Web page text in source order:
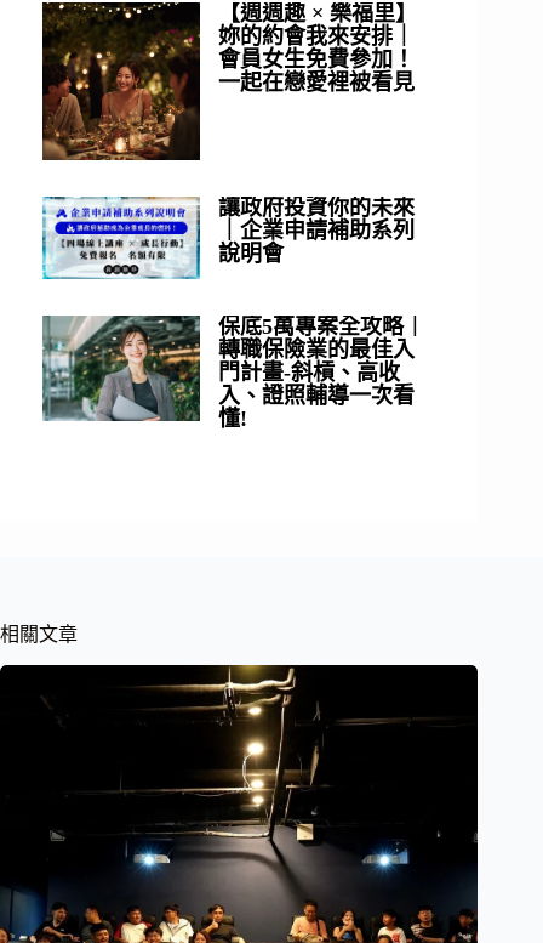
【週週趣 × 樂福里】
妳的約會我來安排｜
會員女生免費參加！
一起在戀愛裡被看見
讓政府投資你的未來
｜企業申請補助系列
說明會
保底5萬專案全攻略｜
轉職保險業的最佳入
門計畫-斜槓、高收
入、證照輔導一次看
懂!
相關文章